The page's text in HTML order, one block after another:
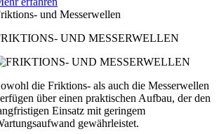
und Messerwellen
UND MESSERWELLEN
die Friktions- als auch die Messerwellen
über einen praktischen Aufbau, der den
Einsatz mit geringem
gewährleistet.